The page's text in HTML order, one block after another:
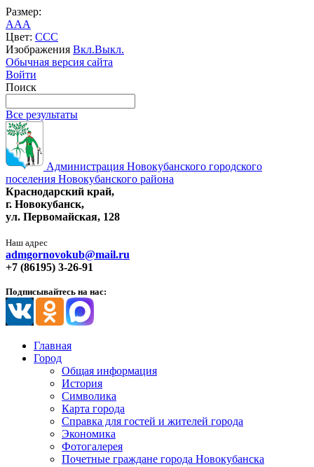
Размер:
AAA
Цвет: CCC
Изображения Вкл.Выкл.
Обычная версия сайта
Войти
Поиск
Все результаты
Администрация Новокубанского городского
поселения Новокубанского района
Краснодарский край,
г. Новокубанск,
ул. Первомайская, 128
Наш адрес
admgornovokub@mail.ru
+7 (86195) 3-26-91
Подписывайтесь на нас:
Главная
Город
Общая информация
История
Символика
Карта города
Справка для гостей и жителей города
Экономика
Фотогалерея
Почетные граждане города Новокубанска